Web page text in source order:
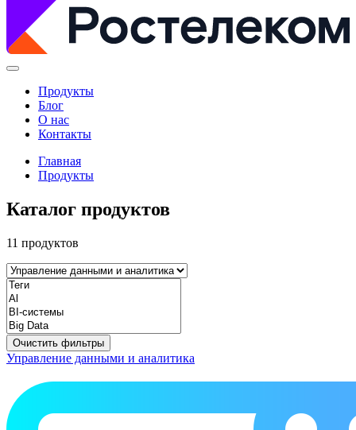
Продукты
Блог
О нас
Контакты
Главная
Продукты
Каталог продуктов
11 продуктов
Очистить фильтры
Управление данными и аналитика